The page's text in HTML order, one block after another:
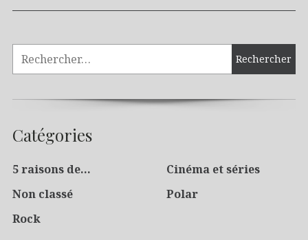
Catégories
5 raisons de…
Cinéma et séries
Non classé
Polar
Rock